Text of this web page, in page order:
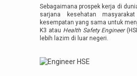
Sebagaimana prospek kerja di
sarjana kesehatan
kesempatan yang sama untuk
K3 atau Health Safety Engineer
lebih lazim di luar negeri.